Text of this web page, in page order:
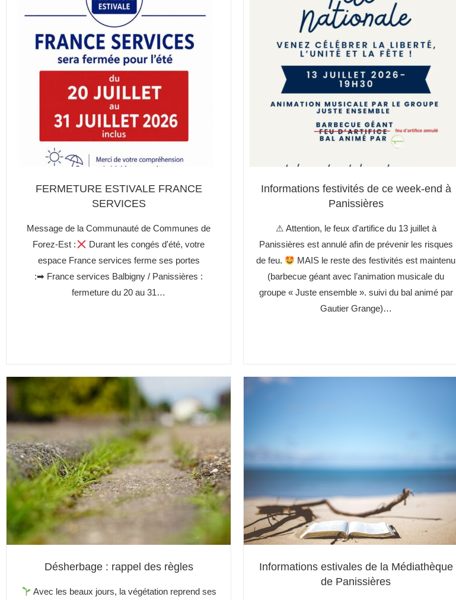
FERMETURE ESTIVALE FRANCE
SERVICES
Message de la Communauté de Communes de
Forez-Est :
Durant les congés d'été, votre
espace France services ferme ses portes
:➡ France services Balbigny / Panissières :
fermeture du 20 au 31…
Informations festivités de ce week-end à
Panissières
⚠ Attention, le feux d'artifice du 13 juillet à
Panissières est annulé afin de prévenir les risques
de feu.
MAIS le reste des festivités est maintenu
(barbecue géant avec l’animation musicale du
groupe « Juste ensemble ». suivi du bal animé par
Gautier Grange)…
Désherbage : rappel des règles
Avec les beaux jours, la végétation reprend ses
Informations estivales de la Médiathèque
de Panissières